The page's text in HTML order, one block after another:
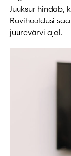
Juuksur hindab,
Ravihooldusi
juurevärvi ajal.